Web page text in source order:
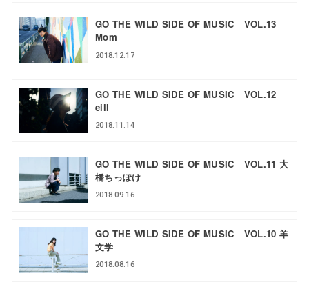
GO THE WILD SIDE OF MUSIC VOL.13
Mom
2018.12.17
GO THE WILD SIDE OF MUSIC VOL.12
eill
2018.11.14
GO THE WILD SIDE OF MUSIC VOL.11 大
橋ちっぽけ
2018.09.16
GO THE WILD SIDE OF MUSIC VOL.10 羊
文学
2018.08.16